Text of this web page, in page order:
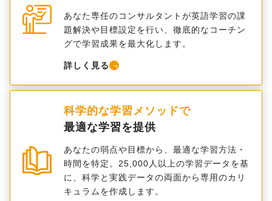
あなた専任のコンサルタントが英語学習の課
題解決や目標設定を行い、徹底的なコーチン
グで学習成果を最大化します。
詳しく見る
科学的な学習メソッドで
最適な学習を提供
あなたの弱点や目標から、最適な学習方法・
時間を特定。25,000人以上の学習データを基
に、科学と実践データの両面から専用のカリ
キュラムを作成します。